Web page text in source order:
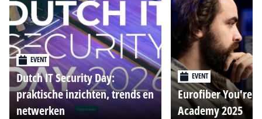
EVENT
Dutch IT Security Day:
praktische inzichten, trends en
netwerken
EVENT
Eurofiber You're
Academy 2025